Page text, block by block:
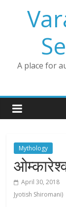
A place for
Mythology
April 30, 2018
Jyotish Shiromani)